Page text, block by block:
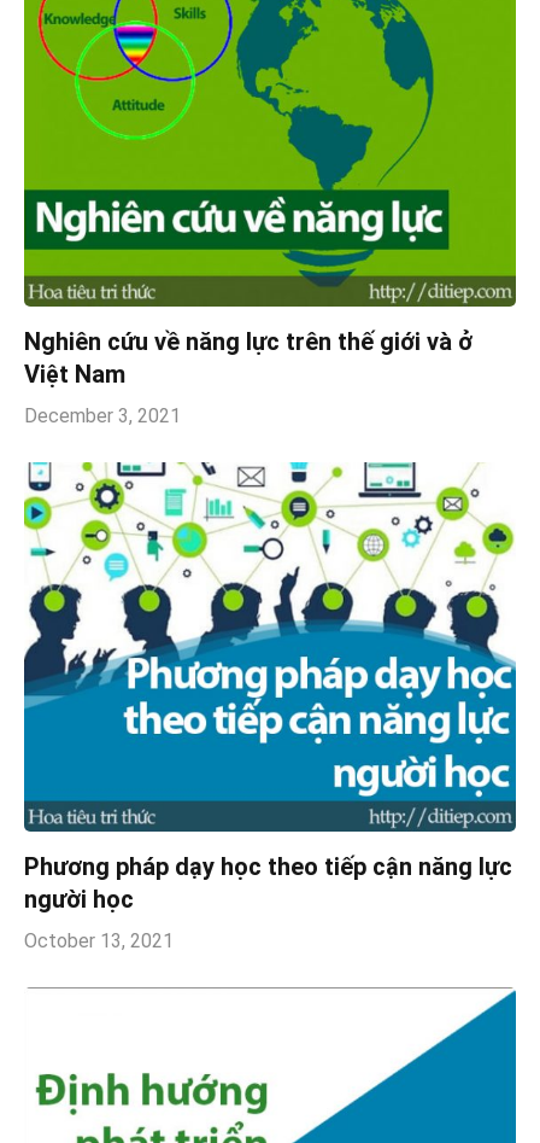
Nghiên cứu về năng lực trên thế giới và ở
Việt Nam
December 3, 2021
Phương pháp dạy học theo tiếp cận năng lực
người học
October 13, 2021